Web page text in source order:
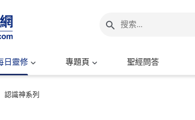
日靈修 專題頁 聖經問答
認識神系列